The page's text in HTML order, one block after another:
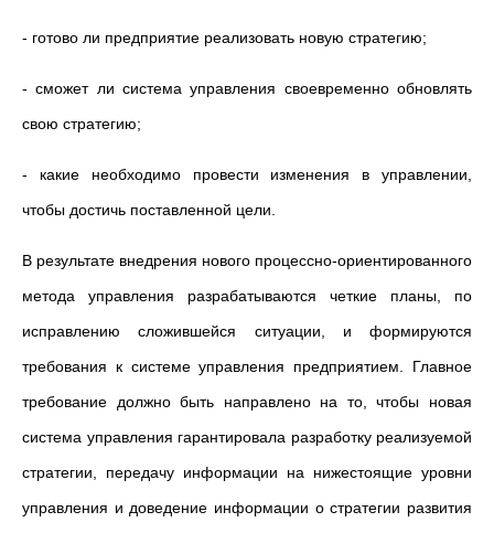
- готово ли предприятие реализовать новую стратегию;
- сможет ли система управления своевременно обновлять
свою стратегию;
- какие необходимо провести изменения в управлении,
чтобы достичь поставленной цели.
В результате внедрения нового процессно-ориентированного
метода управления разрабатываются четкие планы, по
исправлению сложившейся ситуации, и формируются
требования к системе управления предприятием. Главное
требование должно быть направлено на то, чтобы новая
система управления гарантировала разработку реализуемой
стратегии, передачу информации на нижестоящие уровни
управления и доведение информации о стратегии развития